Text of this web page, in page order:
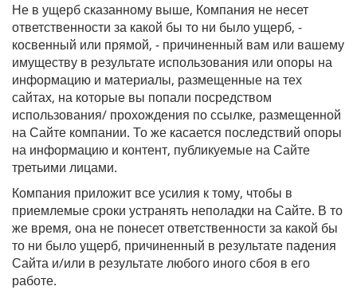
Не в ущерб сказанному выше, Компания не несет
ответственности за какой бы то ни было ущерб, -
косвенный или прямой, - причиненный вам или вашему
имуществу в результате использования или опоры на
информацию и материалы, размещенные на тех
сайтах, на которые вы попали посредством
использования/ прохождения по ссылке, размещенной
на Сайте компании. То же касается последствий опоры
на информацию и контент, публикуемые на Сайте
третьими лицами.
Компания приложит все усилия к тому, чтобы в
приемлемые сроки устранять неполадки на Сайте. В то
же время, она не понесет ответственности за какой бы
то ни было ущерб, причиненный в результате падения
Сайта и/или в результате любого иного сбоя в его
работе.